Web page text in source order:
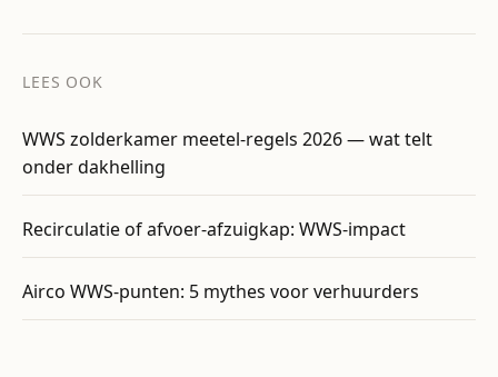
LEES OOK
WWS zolderkamer meetel-regels 2026 — wat telt
onder dakhelling
Recirculatie of afvoer-afzuigkap: WWS-impact
Airco WWS-punten: 5 mythes voor verhuurders